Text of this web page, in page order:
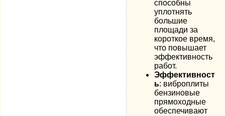
способны
уплотнять
большие
площади за
короткое время,
что повышает
эффективность
работ.
Эффективност
ь: виброплиты
бензиновые
прямоходные
обеспечивают